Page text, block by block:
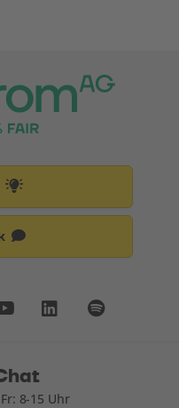
8-15 Uhr